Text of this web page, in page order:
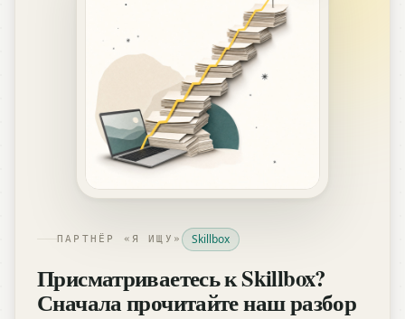
ПАРТНЁР «Я ИЩУ» Skillbox
Присматриваетесь к Skillbox?
Сначала прочитайте наш разбор